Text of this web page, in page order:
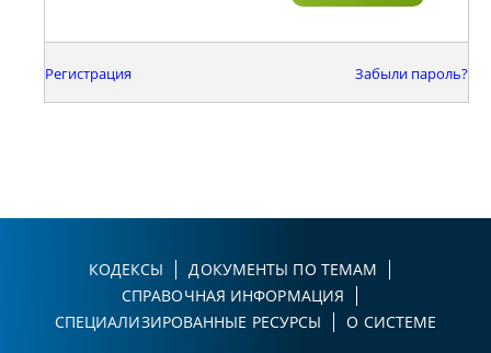
Регистрация Забыли пароль?
КОДЕКСЫ
ДОКУМЕНТЫ ПО ТЕМАМ
СПРАВОЧНАЯ ИНФОРМАЦИЯ
СПЕЦИАЛИЗИРОВАННЫЕ РЕСУРСЫ
О СИСТЕМЕ